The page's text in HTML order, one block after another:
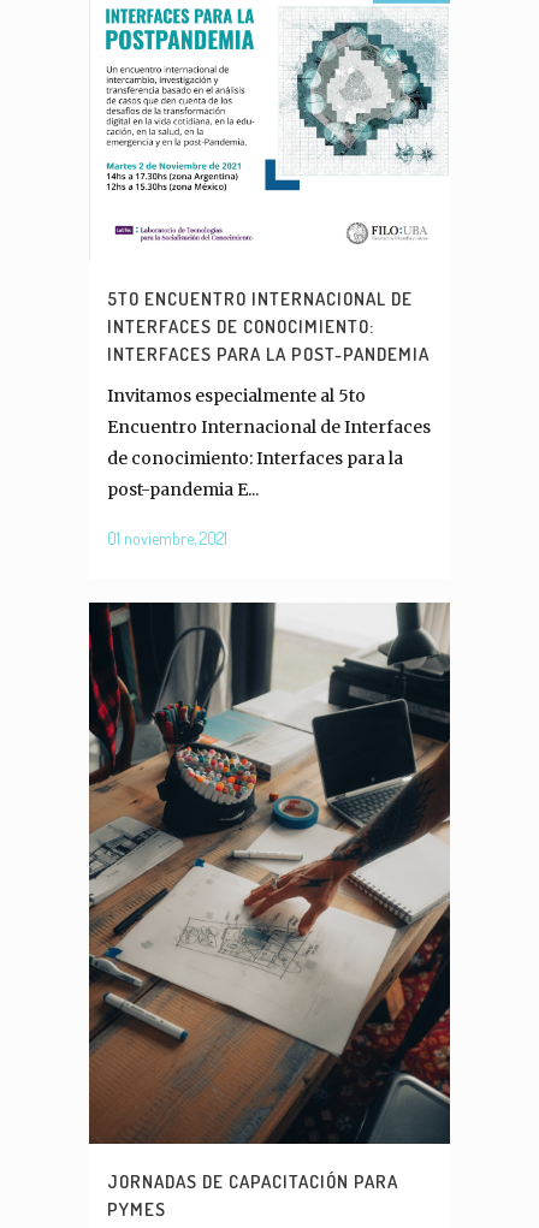
5TO ENCUENTRO INTERNACIONAL DE
INTERFACES DE CONOCIMIENTO:
INTERFACES PARA LA POST-PANDEMIA
Invitamos especialmente al 5to
Encuentro Internacional de Interfaces
de conocimiento: Interfaces para la
post-pandemia E...
01 noviembre, 2021
JORNADAS DE CAPACITACIÓN PARA
PYMES